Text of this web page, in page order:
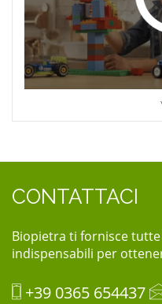
CONTATTACI
Biopietra ti fornisce
indispensabili per
+39 0365 654437